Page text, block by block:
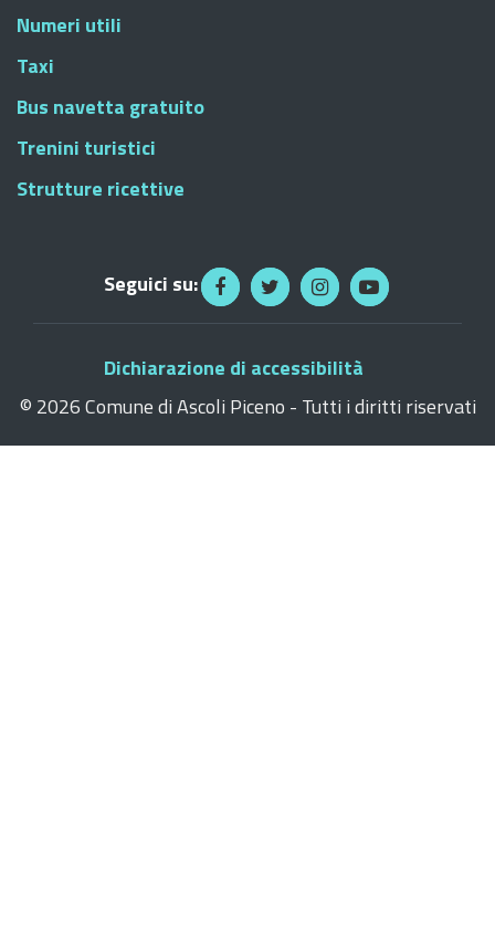
Numeri utili
Taxi
Bus navetta gratuito
Trenini turistici
Strutture ricettive
Seguici su:
Dichiarazione di accessibilità
© 2026 Comune di Ascoli Piceno - Tutti i diritti riservati